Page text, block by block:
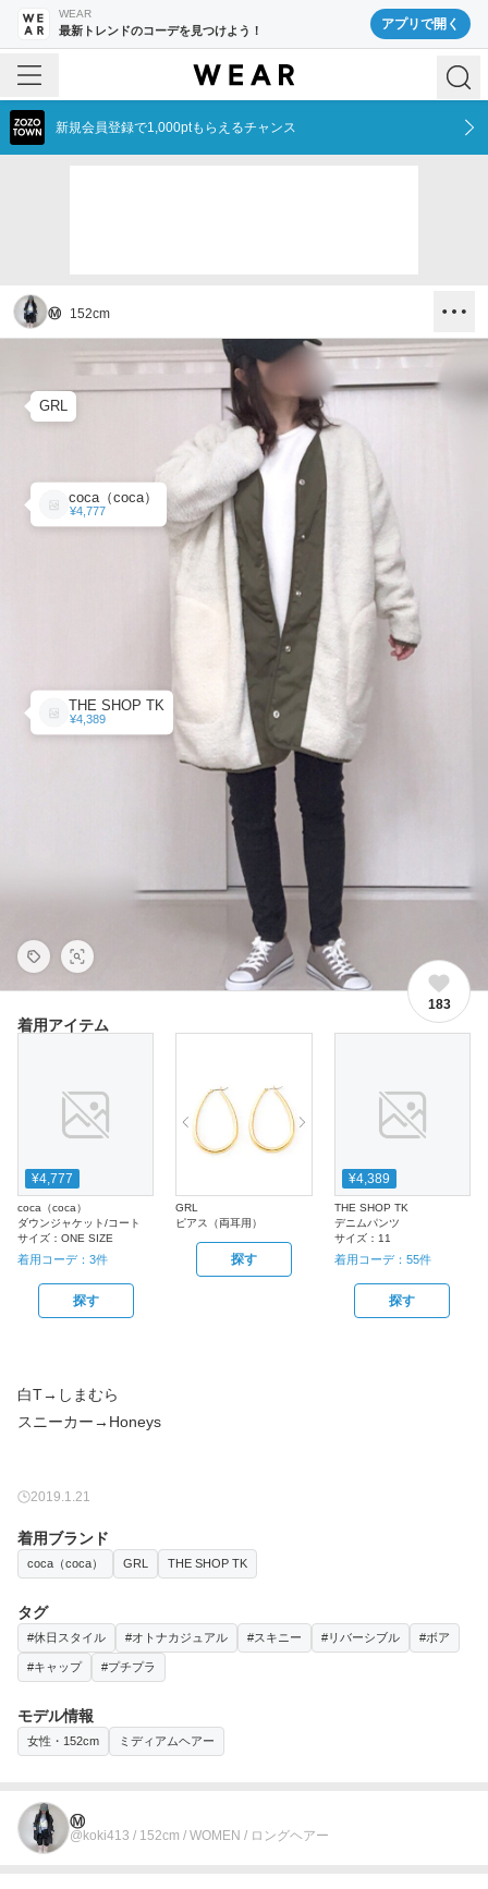
WEAR
最新トレンドのコーデを見つけよう！ アプリで開く
新規会員登録で1,000ptもらえるチャンス
Ⓜ︎ 152cm
coca（coca）
¥4,777
GRL
THE SHOP TK
¥4,389
183
着用アイテム
¥4,777
coca（coca）
ダウンジャケット/コート
サイズ： ONE SIZE
着用コーデ： 3件
探す
GRL
ピアス（両耳用）
探す
¥4,389
THE SHOP TK
デニムパンツ
サイズ： 11
着用コーデ： 55件
探す
白T→しまむら
スニーカー→Honeys
2019.1.21
着用ブランド
coca（coca） GRL THE SHOP TK
タグ
#休日スタイル #オトナカジュアル #スキニー #リバーシブル #ボア
#キャップ #プチプラ
モデル情報
女性・152cm ミディアムヘアー
Ⓜ︎
@koki413 / 152cm / WOMEN / ロングヘアー